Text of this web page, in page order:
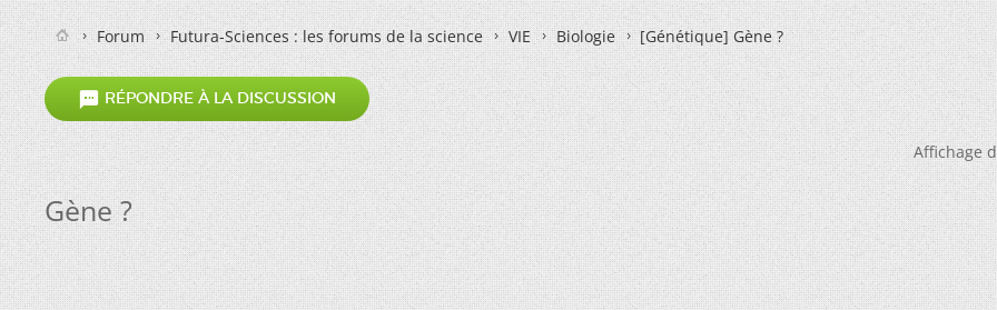
Forum Futura-Sciences : les forums de la science VIE Biologie [Génétique]Gène ?
 RÉPONDRE À LA DISCUSSION
Affichage
Gène ?